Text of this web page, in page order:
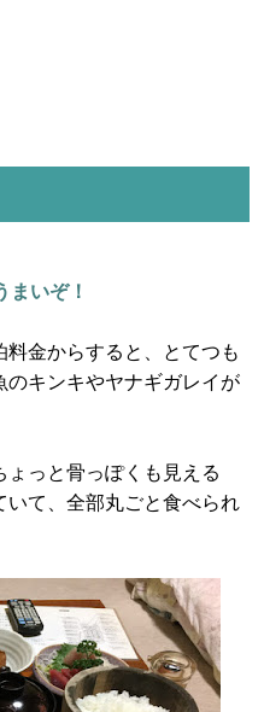
いぞ！
金からすると、とてつも
のキンキやヤナギガレイが
ょっと骨っぽくも見える
いて、全部丸ごと食べられ